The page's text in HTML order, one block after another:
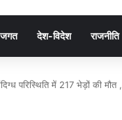
जगत देश-विदेश राजनीति
परिस्थिति में 217 भेड़ों की मौत